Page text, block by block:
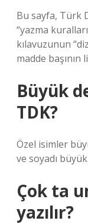
Bu sayfa, Türk
“yazma
kılavuzunun
madde başının
Büyük
TDK?
Özel isimler
ve soyadı
Çok ta
yazılır?